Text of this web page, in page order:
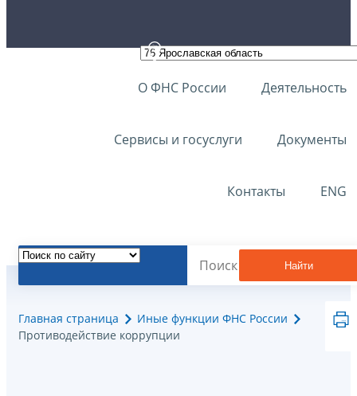
О ФНС России Деятельность
Сервисы и госуслуги Документы
Контакты ENG
Найти
Главная страница
Иные функции ФНС России
Противодействие коррупции